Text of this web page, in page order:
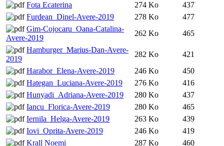
Fota Ecaterina
274 Ko
437
Furdean_Dinel-Avere-2019
278 Ko
477
Gim-Cojocaru_Oana-Catalina-
Avere-2019
262 Ko
465
Hamburger_Marius-Dan-Avere-
2019
282 Ko
421
Harabor_Elena-Avere-2019
246 Ko
450
Hategan_Luciana-Avere-2019
276 Ko
416
Hunyadi_Adriana-Avere-2019
280 Ko
437
Iancu_Florica-Avere-2019
280 Ko
465
Iernila_Helga-Avere-2019
263 Ko
439
Iovi_Oprita-Avere-2019
246 Ko
419
Krall Noemi
287 Ko 460